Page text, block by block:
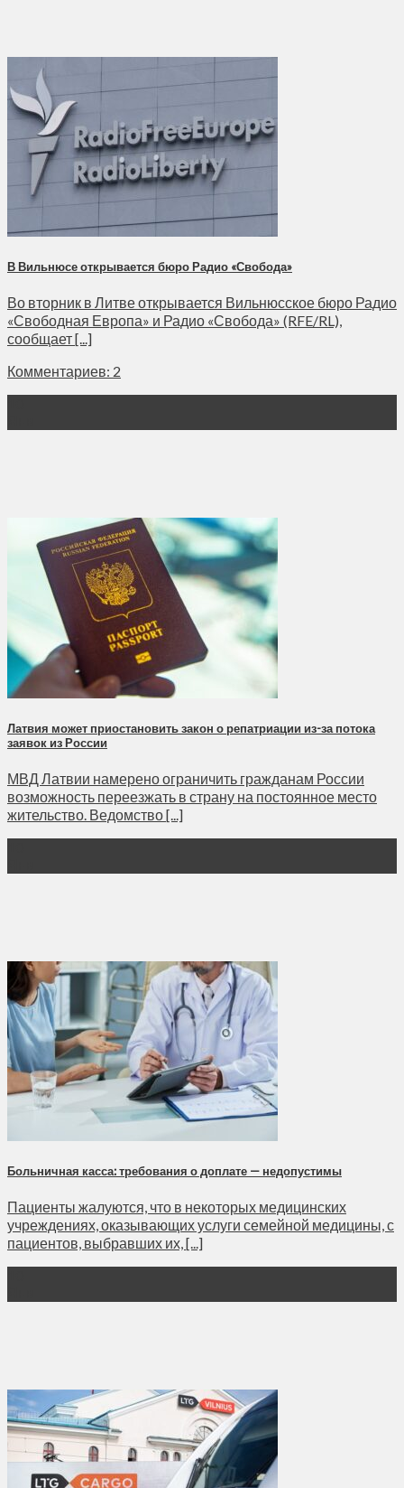
В Вильнюсе открывается бюро Радио «Свобода»
Во вторник в Литве открывается Вильнюсское бюро Радио
«Свободная Европа» и Радио «Свобода» (RFE/RL),
сообщает [...]
Комментариев: 2
Латвия может приостановить закон о репатриации из-за потока
заявок из России
МВД Латвии намерено ограничить гражданам России
возможность переезжать в страну на постоянное место
жительство. Ведомство [...]
Больничная касса: требования о доплате — недопустимы
Пациенты жалуются, что в некоторых медицинских
учреждениях, оказывающих услуги семейной медицины, с
пациентов, выбравших их, [...]